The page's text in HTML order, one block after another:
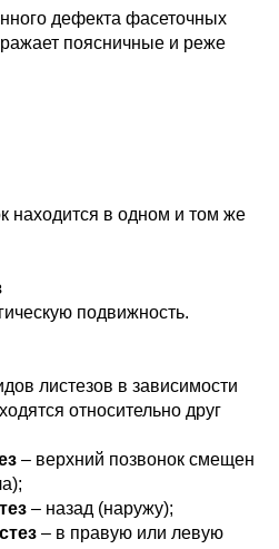
дефекта фасеточных
поясничные и реже
находится в одном и том же
подвижность.
листезов в зависимости
относительно друг
– верхний позвонок смещен
– назад (наружу);
– в правую или левую